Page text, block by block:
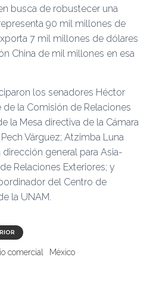
busca de robustecer una
90 mil millones de
7 mil millones de dólares
China de mil millones en esa
los senadores Héctor
la Comisión de Relaciones
la Mesa directiva de la Cámara
Várguez; Atzimba Luna
general para Asia-
Relaciones Exteriores; y
del Centro de
la UNAM.
comercial México